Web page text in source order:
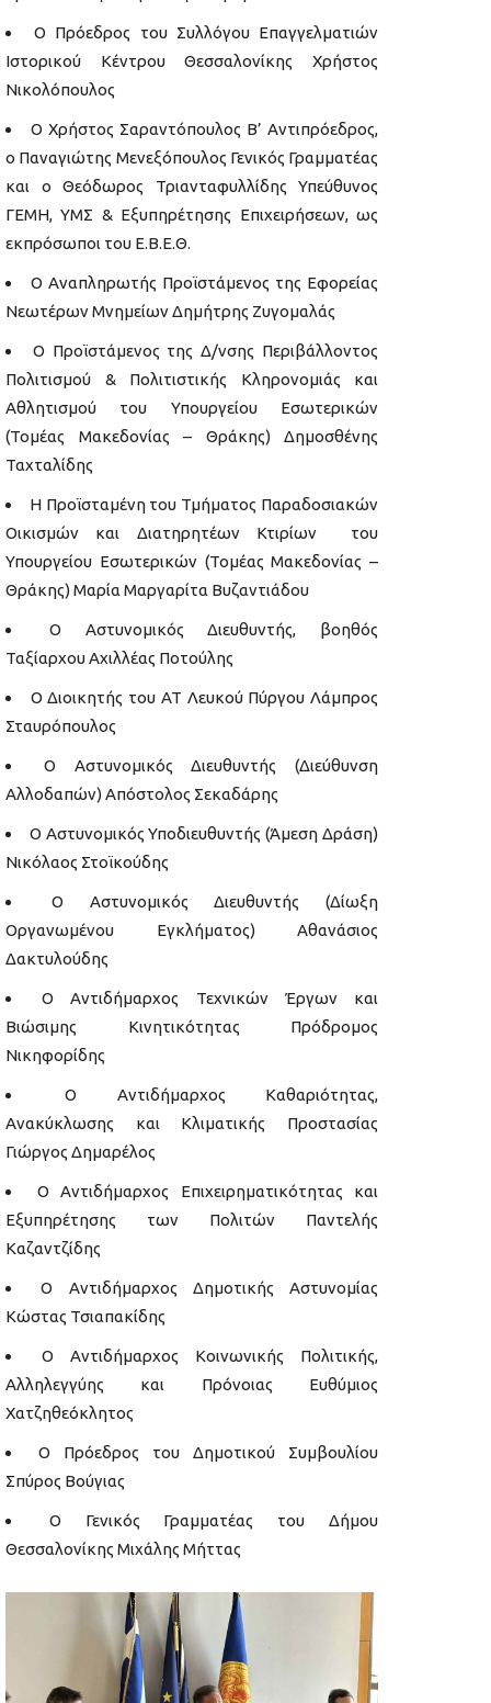
Ο Πρόεδρος του Συλλόγου Επαγγελματιών
Ιστορικού Κέντρου Θεσσαλονίκης Χρήστος
Νικολόπουλος
Ο Χρήστος Σαραντόπουλος Β’ Αντιπρόεδρος,
ο Παναγιώτης Μενεξόπουλος Γενικός Γραμματέας
και ο Θεόδωρος Τριανταφυλλίδης Υπεύθυνος
ΓΕΜΗ, ΥΜΣ & Εξυπηρέτησης Επιχειρήσεων, ως
εκπρόσωποι του Ε.Β.Ε.Θ.
Ο Αναπληρωτής Προϊστάμενος της Εφορείας
Νεωτέρων Μνημείων Δημήτρης Ζυγομαλάς
Ο Προϊστάμενος της Δ/νσης Περιβάλλοντος
Πολιτισμού & Πολιτιστικής Κληρονομιάς και
Αθλητισμού του Υπουργείου Εσωτερικών
(Τομέας Μακεδονίας – Θράκης) Δημοσθένης
Ταχταλίδης
Η Προϊσταμένη του Τμήματος Παραδοσιακών
Οικισμών και Διατηρητέων Κτιρίων του
Υπουργείου Εσωτερικών (Τομέας Μακεδονίας –
Θράκης) Μαρία Μαργαρίτα Βυζαντιάδου
Ο Αστυνομικός Διευθυντής, βοηθός
Ταξίαρχου Αχιλλέας Ποτούλης
Ο Διοικητής του ΑΤ Λευκού Πύργου Λάμπρος
Σταυρόπουλος
Ο Αστυνομικός Διευθυντής (Διεύθυνση
Αλλοδαπών) Απόστολος Σεκαδάρης
Ο Αστυνομικός Υποδιευθυντής (Άμεση Δράση)
Νικόλαος Στοϊκούδης
Ο Αστυνομικός Διευθυντής (Δίωξη
Οργανωμένου Εγκλήματος) Αθανάσιος
Δακτυλούδης
Ο Αντιδήμαρχος Τεχνικών Έργων και
Βιώσιμης Κινητικότητας Πρόδρομος
Νικηφορίδης
Ο Αντιδήμαρχος Καθαριότητας,
Ανακύκλωσης και Κλιματικής Προστασίας
Γιώργος Δημαρέλος
Ο Αντιδήμαρχος Επιχειρηματικότητας και
Εξυπηρέτησης των Πολιτών Παντελής
Καζαντζίδης
Ο Αντιδήμαρχος Δημοτικής Αστυνομίας
Κώστας Τσιαπακίδης
Ο Αντιδήμαρχος Κοινωνικής Πολιτικής,
Αλληλεγγύης και Πρόνοιας Ευθύμιος
Χατζηθεόκλητος
Ο Πρόεδρος του Δημοτικού Συμβουλίου
Σπύρος Βούγιας
Ο Γενικός Γραμματέας του Δήμου
Θεσσαλονίκης Μιχάλης Μήττας